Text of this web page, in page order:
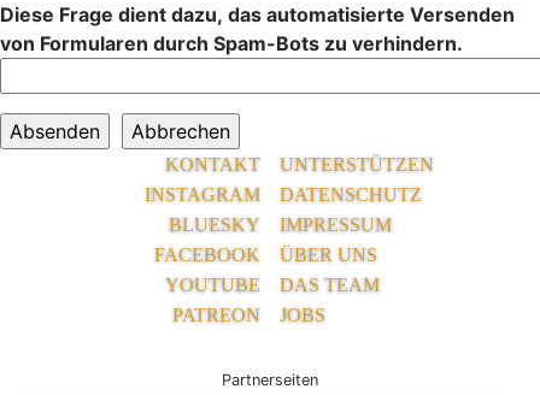
Diese Frage dient dazu, das automatisierte Versenden
von Formularen durch Spam-Bots zu verhindern.
KONTAKT
INSTAGRAM
BLUESKY
FACEBOOK
YOUTUBE
PATREON
UNTERSTÜTZEN
DATENSCHUTZ
IMPRESSUM
ÜBER UNS
DAS TEAM
JOBS
Partnerseiten